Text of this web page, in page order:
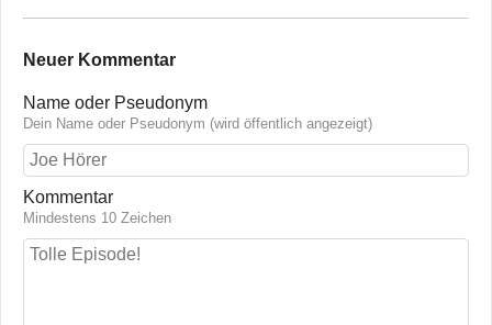
Neuer Kommentar
Name oder Pseudonym
Dein Name oder Pseudonym (wird öffentlich angezeigt)
Kommentar
Mindestens 10 Zeichen